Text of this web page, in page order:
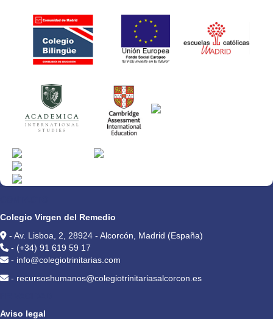
Colegio Virgen del Remedio
- Av. Lisboa, 2, 28924 - Alcorcón, Madrid (España)
- (+34) 91 619 59 17
- info@colegiotrinitarias.com
- recursoshumanos@colegiotrinitariasalcorcon.es
Aviso legal